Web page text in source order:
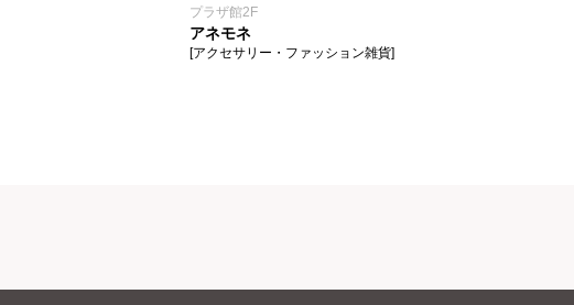
プラザ館2F
アネモネ
[アクセサリー・ファッション雑貨]